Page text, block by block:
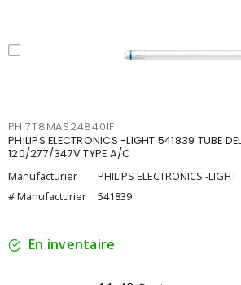
PHI7T8MAS24840IF
PHILIPS ELECTRONICS -LIGHT 541839 TUBE
120/277/347V TYPE A/C
Manufacturier :
PHILIPS ELECTRONICS -LIGHT
# Manufacturier : 541839
En inventaire